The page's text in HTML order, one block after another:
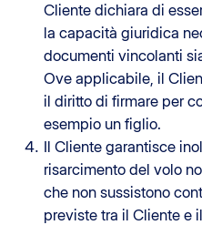
Cliente dichiara di
la capacità giuridica
documenti vincolanti
Ove applicabile, il
il diritto di firmare per
esempio un figlio.
Il Cliente garantisce
risarcimento del volo
che non sussistono
previste tra il Cliente e